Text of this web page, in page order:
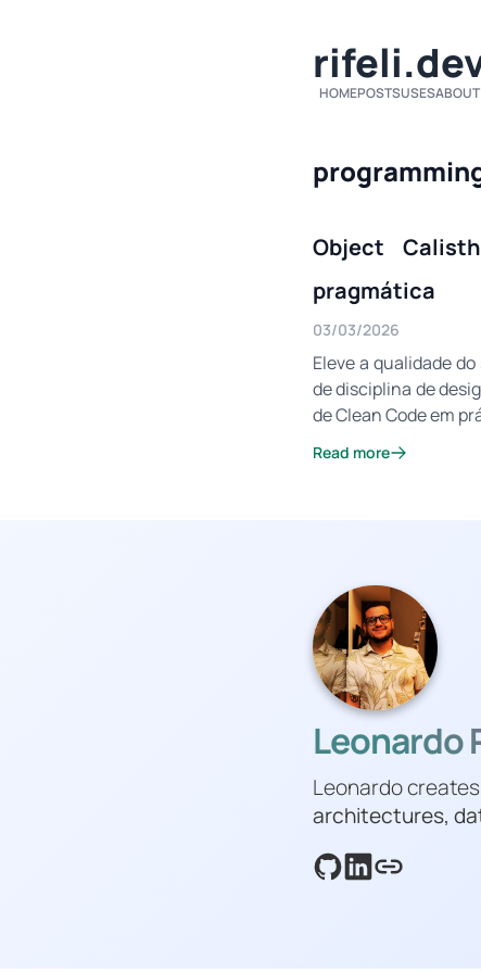
HOMEPOSTSUSESABOUT
Object
pragmática
03/03/2026
Eleve a qualidade
de disciplina de
de Clean Code em
Read more
Leonardo
Leonardo
architectures,